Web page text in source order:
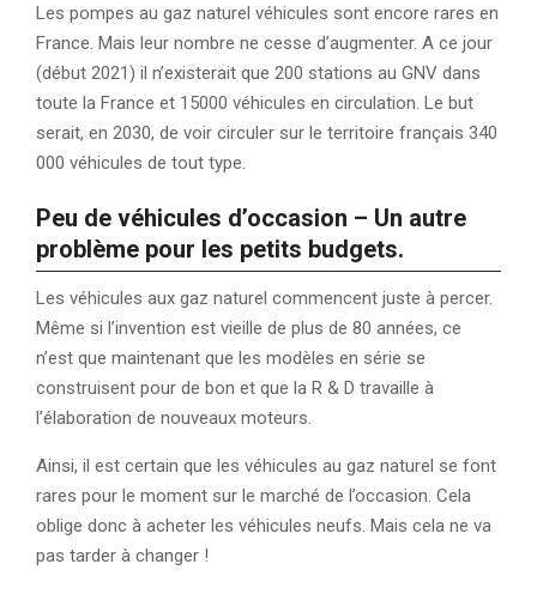
Les pompes au gaz naturel véhicules sont encore rares en
France. Mais leur nombre ne cesse d’augmenter. A ce jour
(début 2021) il n’existerait que 200 stations au GNV dans
toute la France et 15000 véhicules en circulation. Le but
serait, en 2030, de voir circuler sur le territoire français 340
000 véhicules de tout type.
Peu de véhicules d’occasion – Un autre
problème pour les petits budgets.
Les véhicules aux gaz naturel commencent juste à percer.
Même si l’invention est vieille de plus de 80 années, ce
n’est que maintenant que les modèles en série se
construisent pour de bon et que la R & D travaille à
l’élaboration de nouveaux moteurs.
Ainsi, il est certain que les véhicules au gaz naturel se font
rares pour le moment sur le marché de l’occasion. Cela
oblige donc à acheter les véhicules neufs. Mais cela ne va
pas tarder à changer !